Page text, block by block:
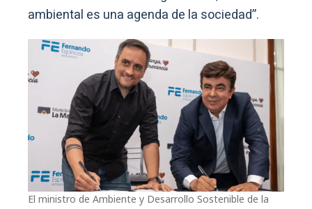
ambiental es una agenda de la sociedad”.
El ministro de Ambiente y Desarrollo Sostenible de la